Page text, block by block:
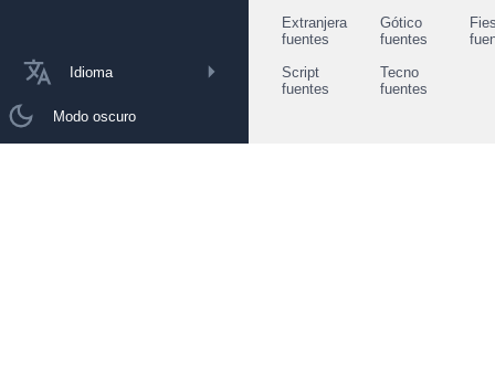
Idioma
Modo oscuro
Extranjera
fuentes
Gótico
fuentes
Script
fuentes
Tecno
fuentes